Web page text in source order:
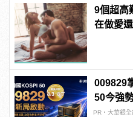
9個超高
在做愛
009829
50今強
PR・大華銀